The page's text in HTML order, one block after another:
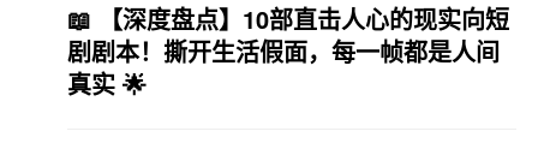
📖
【深度盘点】10部直击人心的现实向短
剧剧本！撕开生活假面，每一帧都是人间
真实 🌟